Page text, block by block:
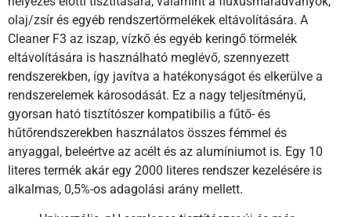
olaj/zsír és egyéb rendszertörmelékek eltávolítására. A
Cleaner F3 az iszap, vízkő és egyéb keringő törmelék
eltávolítására is használható meglévő, szennyezett
rendszerekben, így javítva a hatékonyságot és elkerülve a
rendszerelemek károsodását. Ez a nagy teljesítményű,
gyorsan ható tisztítószer kompatibilis a fűtő- és
hűtőrendszerekben használatos összes fémmel és
anyaggal, beleértve az acélt és az alumíniumot is. Egy 10
literes termék akár egy 2000 literes rendszer kezelésére is
alkalmas, 0,5%-os adagolási arány mellett.